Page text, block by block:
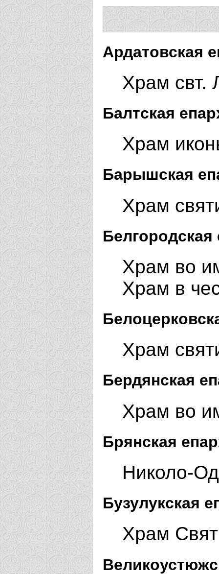
Ардатовская
Храм свт.
Балтская
Храм
Барышская
Храм
Белгородская
Храм во
Храм в
Храм
Бердянская
Храм во
Брянская
Николо-
Бузулукская
Храм